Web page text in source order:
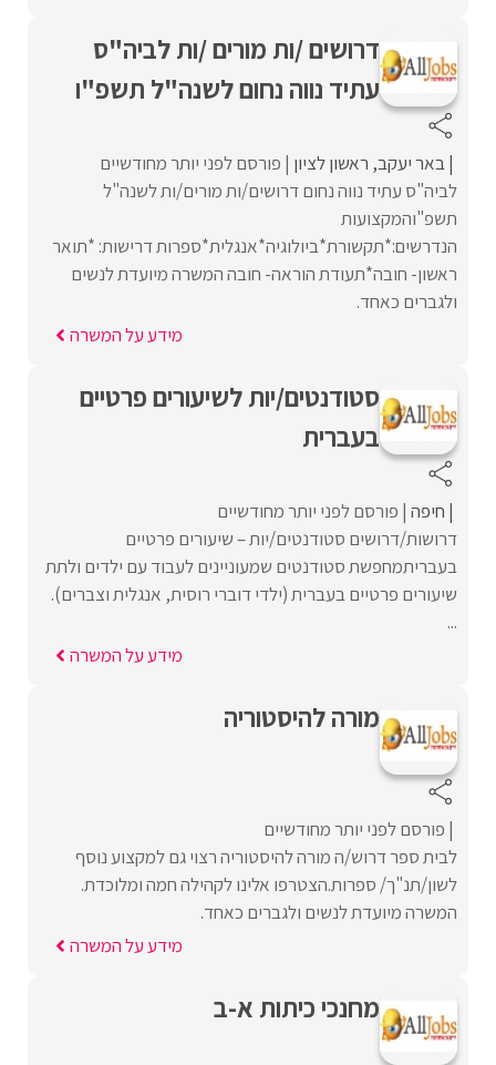
דרושים /ות מורים /ות לביה"ס
עתיד נווה נחום לשנה"ל תשפ"ו
באר יעקב ראשון לציון פורסם לפני יותר מחודשיים
לביה"ס עתיד נווה נחום דרושים/ות מורים/ות לשנה"ל
תשפ"והמקצועות
הנדרשים:*תקשורת*ביולוגיה*אנגלית*ספרות דרישות: *תואר
ראשון- חובה*תעודת הוראה- חובה המשרה מיועדת לנשים
ולגברים כאחד.
מידע על המשרה
סטודנטים/יות לשיעורים פרטיים
בעברית
חיפה פורסם לפני יותר מחודשיים
דרושות/דרושים סטודנטים/יות – שיעורים פרטיים
בעבריתמחפשת סטודנטים שמעוניינים לעבוד עם ילדים ולתת
שיעורים פרטיים בעברית (ילדי דוברי רוסית, אנגלית וצברים).
...
מידע על המשרה
מורה להיסטוריה
פורסם לפני יותר מחודשיים
לבית ספר דרוש/ה מורה להיסטוריה רצוי גם למקצוע נוסף
לשון/תנ"ך/ ספרות.הצטרפו אלינו לקהילה חמה ומלוכדת.
המשרה מיועדת לנשים ולגברים כאחד.
מידע על המשרה
מחנכי כיתות א-ב